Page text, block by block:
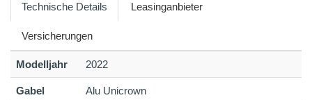
Technische Details Leasinganbieter
Versicherungen
Modelljahr 2022
Gabel Alu Unicrown